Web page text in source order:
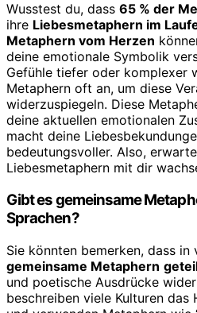
Wusstest du, dass 65 % der
ihre Liebesmetaphern im
Metaphern vom Herzen
deine emotionale Symbolik
Gefühle tiefer oder komplexer
Metaphern oft an, um diese
widerzuspiegeln. Diese
deine aktuellen emotionalen
macht deine
bedeutungsvoller. Also,
Liebesmetaphern mit dir
Gibt es gemeinsame
Sprachen?
Sie könnten bemerken, dass in
gemeinsame Metaphern
und poetische Ausdrücke
beschreiben viele Kulturen das